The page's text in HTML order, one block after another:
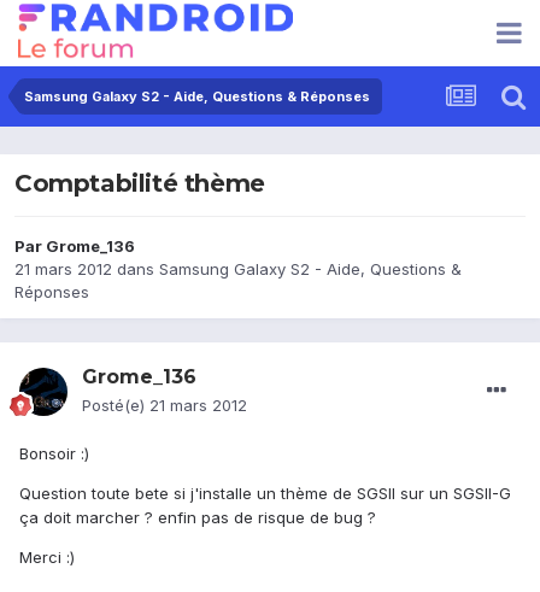
Samsung Galaxy S2 - Aide, Questions & Réponses
Comptabilité thème
Par Grome_136
21 mars 2012 dans Samsung Galaxy S2 - Aide, Questions &
Réponses
Grome_136
Posté(e) 21 mars 2012
Bonsoir :)
Question toute bete si j'installe un thème de SGSII sur un SGSII-G
ça doit marcher ? enfin pas de risque de bug ?
Merci :)